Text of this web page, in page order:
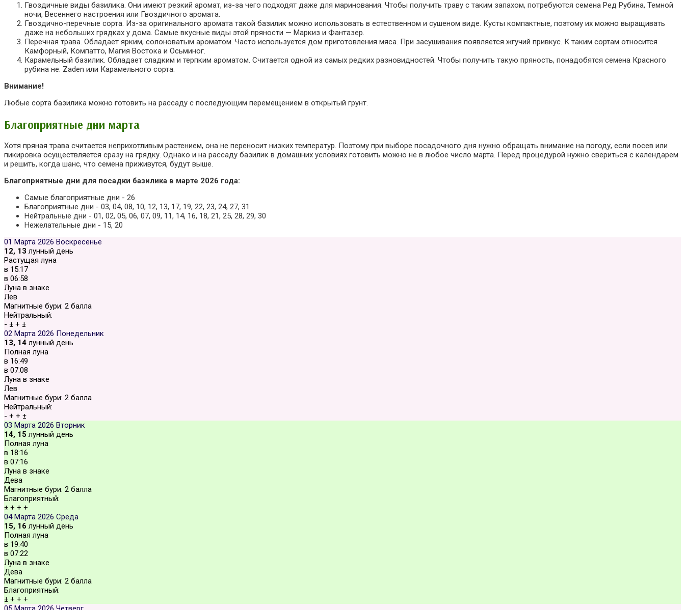
Гвоздичные виды базилика. Они имеют резкий аромат, из-за чего подходят даже для маринования. Чтобы получить траву с таким запахом, потребуются семена Ред Рубина, Темной
ночи, Весеннего настроения или Гвоздичного аромата.
Гвоздично-перечные сорта. Из-за оригинального аромата такой базилик можно использовать в естественном и сушеном виде. Кусты компактные, поэтому их можно выращивать
даже на небольших грядках у дома. Самые вкусные виды этой пряности — Маркиз и Фантазер.
Перечная трава. Обладает ярким, солоноватым ароматом. Часто используется дом приготовления мяса. При засушивания появляется жгучий привкус. К таким сортам относится
Камфорный, Компатто, Магия Востока и Осьминог.
Карамельный базилик. Обладает сладким и терпким ароматом. Считается одной из самых редких разновидностей. Чтобы получить такую пряность, понадобятся семена Красного
рубина не. Zaden или Карамельного сорта.
Внимание!
Любые сорта базилика можно готовить на рассаду с последующим перемещением в открытый грунт.
Благоприятные дни марта
Хотя пряная трава считается неприхотливым растением, она не переносит низких температур. Поэтому при выборе посадочного дня нужно обращать внимание на погоду, если посев или
пикировка осуществляется сразу на грядку. Однако и на рассаду базилик в домашних условиях готовить можно не в любое число марта. Перед процедурой нужно свериться с календарем
и решить, когда шанс, что семена приживутся, будут выше.
Благоприятные дни для посадки базилика в марте 2026 года:
Самые благоприятные дни - 26
Благоприятные дни - 03, 04, 08, 10, 12, 13, 17, 19, 22, 23, 24, 27, 31
Нейтральные дни - 01, 02, 05, 06, 07, 09, 11, 14, 16, 18, 21, 25, 28, 29, 30
Нежелательные дни - 15, 20
01 Марта 2026 Воскресенье
12, 13 лунный день
Растущая луна
в 15:17
в 06:58
Луна в знаке
Лев
Магнитные бури: 2 балла
Нейтральный:
- ± + ±
02 Марта 2026 Понедельник
13, 14 лунный день
Полная луна
в 16:49
в 07:08
Луна в знаке
Лев
Магнитные бури: 2 балла
Нейтральный:
- + + ±
03 Марта 2026 Вторник
14, 15 лунный день
Полная луна
в 18:16
в 07:16
Луна в знаке
Дева
Магнитные бури: 2 балла
Благоприятный:
± + + +
04 Марта 2026 Среда
15, 16 лунный день
Полная луна
в 19:40
в 07:22
Луна в знаке
Дева
Магнитные бури: 2 балла
Благоприятный:
± + + +